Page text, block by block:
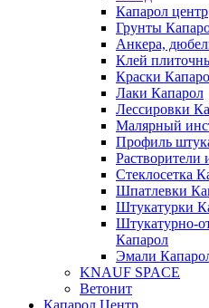
Капарол центр
Грунты
Анкера,
Клей
Краски
Лаки Капарол
Лессировки
Малярный
Профиль
Растворители
Cтеклосетка
Шпатлевки
Штукатурки
Штукатурно-
Капарол
Эмали
KNAUF SPACE
Ветонит
Капарол Центр